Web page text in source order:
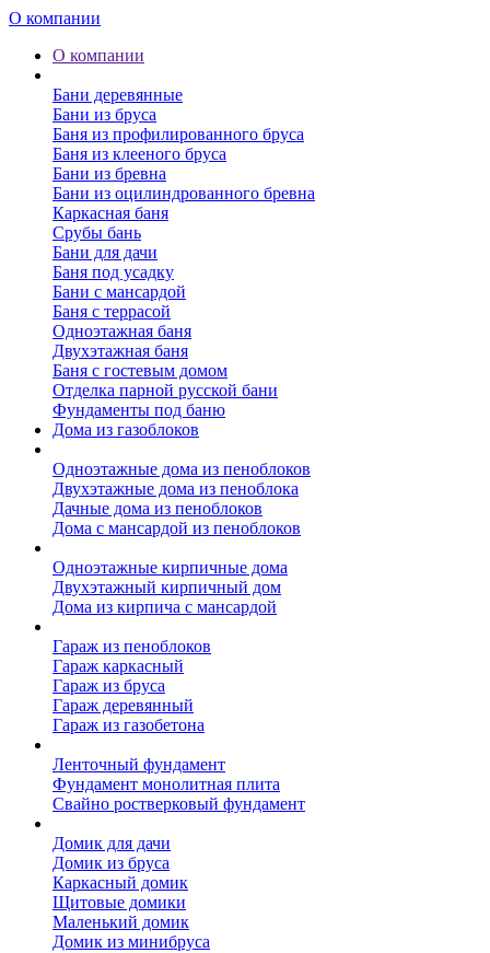
О компании
О компании
Бани деревянные
Бани из бруса
Баня из профилированного бруса
Баня из клееного бруса
Бани из бревна
Бани из оцилиндрованного бревна
Каркасная баня
Срубы бань
Бани для дачи
Баня под усадку
Бани с мансардой
Баня с террасой
Одноэтажная баня
Двухэтажная баня
Баня с гостевым домом
Отделка парной русской бани
Фундаменты под баню
Дома из газоблоков
Одноэтажные дома из пеноблоков
Двухэтажные дома из пеноблока
Дачные дома из пеноблоков
Дома с мансардой из пеноблоков
Одноэтажные кирпичные дома
Двухэтажный кирпичный дом
Дома из кирпича с мансардой
Гараж из пеноблоков
Гараж каркасный
Гараж из бруса
Гараж деревянный
Гараж из газобетона
Ленточный фундамент
Фундамент монолитная плита
Свайно ростверковый фундамент
Домик для дачи
Домик из бруса
Каркасный домик
Щитовые домики
Маленький домик
Домик из минибруса